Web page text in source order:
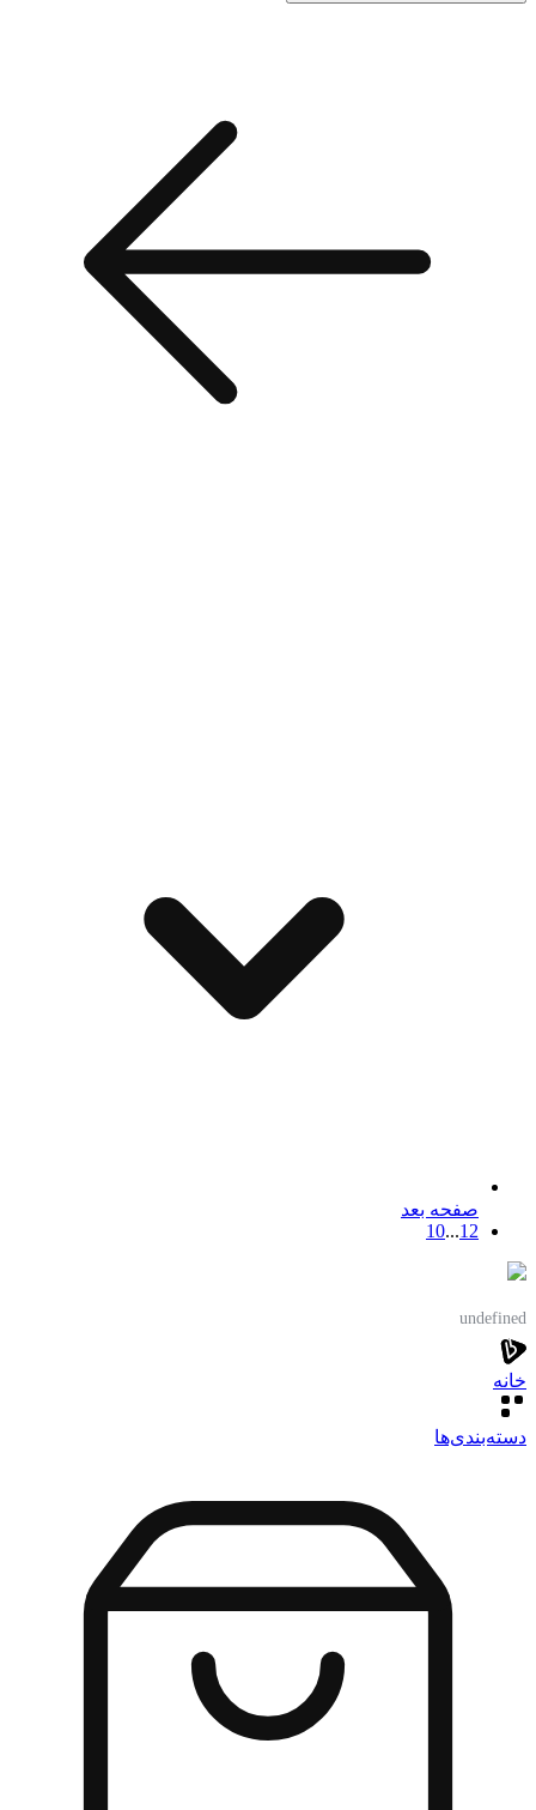
صفحه بعد
12
...
10
undefined
خانه
دسته‌بندی‌‌ها